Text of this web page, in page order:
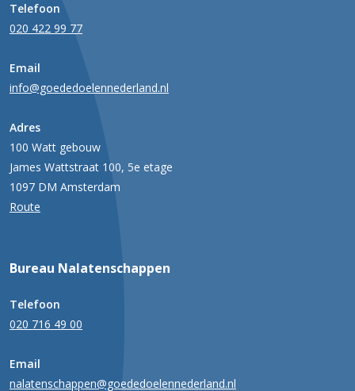
Telefoon
020 422 99 77
Email
info@goededoelennederland.nl
Adres
100 Watt gebouw
James Wattstraat 100, 5e etage
1097 DM Amsterdam
Route
Bureau Nalatenschappen
Telefoon
020 716 49 00
Email
nalatenschappen@goededoelennederland.nl